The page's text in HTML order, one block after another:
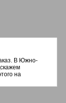
В Южно-
на